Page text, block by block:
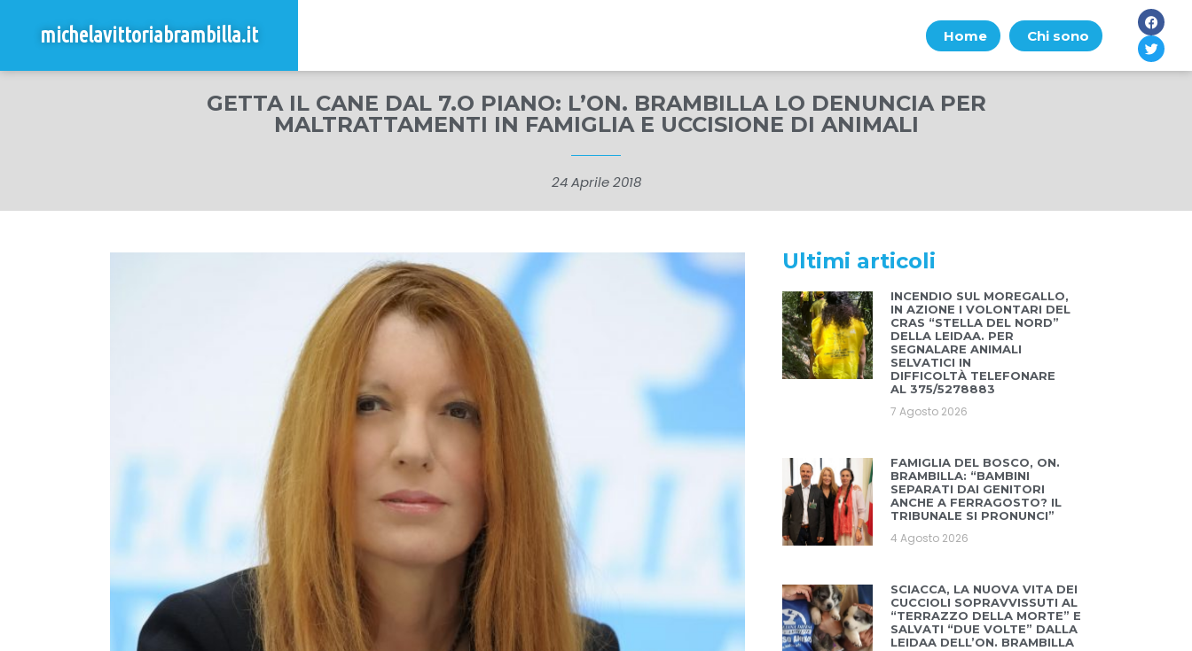
michelavittoriabrambilla.it Home Chi sono
GETTA IL CANE DAL 7.O PIANO: L’ON. BRAMBILLA LO DENUNCIA PER
MALTRATTAMENTI IN FAMIGLIA E UCCISIONE DI ANIMALI
24 Aprile 2018
Ultimi articoli
INCENDIO SUL MOREGALLO,
IN AZIONE I VOLONTARI DEL
CRAS “STELLA DEL NORD”
DELLA LEIDAA. PER
SEGNALARE ANIMALI
SELVATICI IN
DIFFICOLTÀ TELEFONARE
AL 375/5278883
7 Agosto 2026
FAMIGLIA DEL BOSCO, ON.
BRAMBILLA: “BAMBINI
SEPARATI DAI GENITORI
ANCHE A FERRAGOSTO? IL
TRIBUNALE SI PRONUNCI”
4 Agosto 2026
SCIACCA, LA NUOVA VITA DEI
CUCCIOLI SOPRAVVISSUTI AL
“TERRAZZO DELLA MORTE” E
SALVATI “DUE VOLTE” DALLA
LEIDAA DELL’ON. BRAMBILLA